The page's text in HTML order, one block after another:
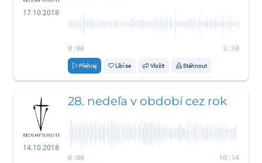
17.10.2018
0:00 3:30
Přehraj Líbí se Vložit Stáhnout
14.10.2018
28. nedeľa v období cez rok
0:00 10:14